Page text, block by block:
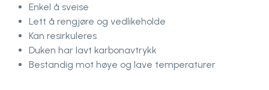
Enkel å sveise
Lett å rengjøre og vedlikeholde
Kan resirkuleres
Duken har lavt karbonavtrykk
Bestandig mot høye og lave temperaturer